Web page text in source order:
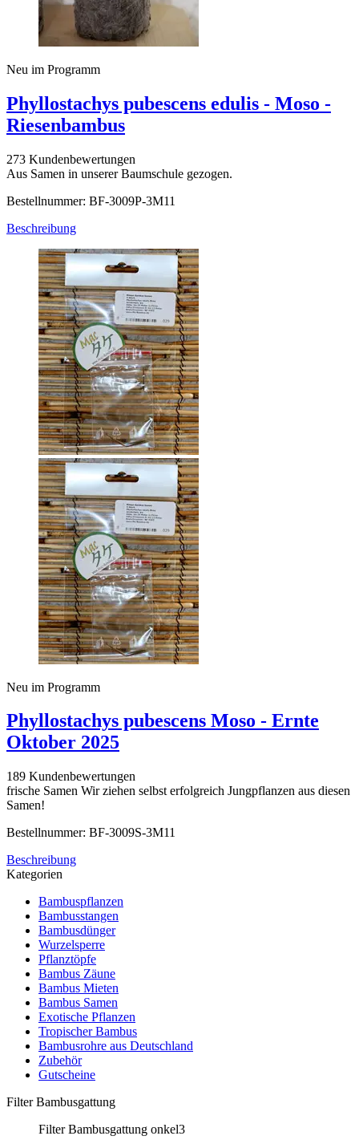
Neu im Programm
Phyllostachys pubescens edulis - Moso -
Riesenbambus
273 Kundenbewertungen
Aus Samen in unserer Baumschule gezogen.
Bestellnummer: BF-3009P-3M11
Beschreibung
Neu im Programm
Phyllostachys pubescens Moso - Ernte
Oktober 2025
189 Kundenbewertungen
frische Samen Wir ziehen selbst erfolgreich Jungpflanzen aus diesen
Samen!
Bestellnummer: BF-3009S-3M11
Beschreibung
Kategorien
Bambuspflanzen
Bambusstangen
Bambusdünger
Wurzelsperre
Pflanztöpfe
Bambus Zäune
Bambus Mieten
Bambus Samen
Exotische Pflanzen
Tropischer Bambus
Bambusrohre aus Deutschland
Zubehör
Gutscheine
Filter Bambusgattung
Filter Bambusgattung onkel3